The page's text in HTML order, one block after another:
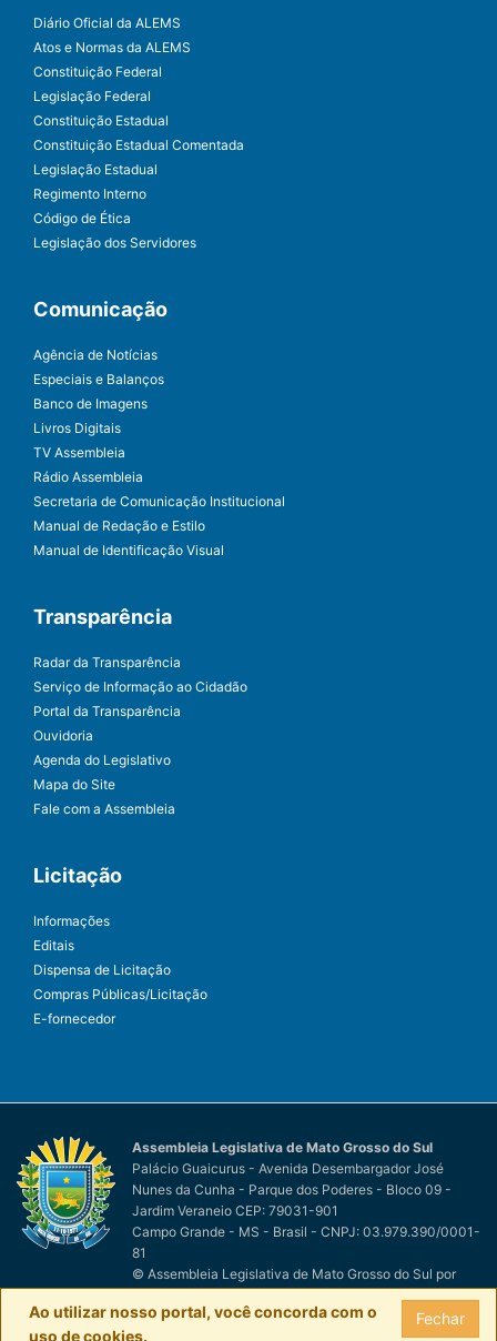
Diário Oficial da ALEMS
Atos e Normas da ALEMS
Constituição Federal
Legislação Federal
Constituição Estadual
Constituição Estadual Comentada
Legislação Estadual
Regimento Interno
Código de Ética
Legislação dos Servidores
Comunicação
Agência de Notícias
Especiais e Balanços
Banco de Imagens
Livros Digitais
TV Assembleia
Rádio Assembleia
Secretaria de Comunicação Institucional
Manual de Redação e Estilo
Manual de Identificação Visual
Transparência
Radar da Transparência
Serviço de Informação ao Cidadão
Portal da Transparência
Ouvidoria
Agenda do Legislativo
Mapa do Site
Fale com a Assembleia
Licitação
Informações
Editais
Dispensa de Licitação
Compras Públicas/Licitação
E-fornecedor
Assembleia Legislativa de Mato Grosso do Sul
Palácio Guaicurus - Avenida Desembargador José
Nunes da Cunha - Parque dos Poderes - Bloco 09 -
Jardim Veraneio CEP: 79031-901
Campo Grande - MS - Brasil - CNPJ: 03.979.390/0001-
81
© Assembleia Legislativa de Mato Grosso do Sul por
Fechar
Ao utilizar nosso portal, você concorda com o
uso de cookies.